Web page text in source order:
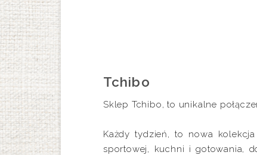
Tchibo
Sklep Tchibo, to unikalne
Każdy tydzień, to nowa
sportowej, kuchni i gotowania,